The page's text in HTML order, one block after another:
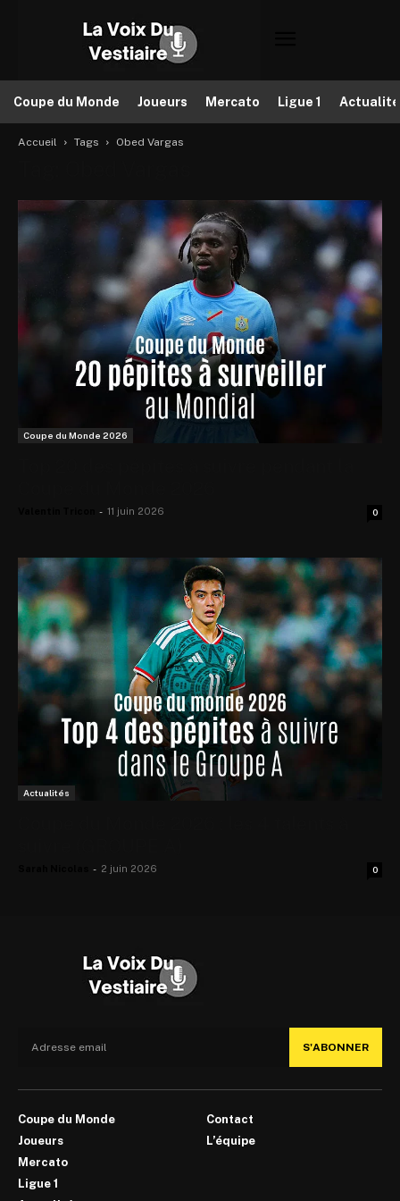
Coupe du Monde Joueurs Mercato Ligue 1
Accueil Tags Obed Vargas
Coupe du Monde 2026
- 11 juin 2026 0
Actualités
- 2 juin 2026 0
S'ABONNER
Coupe du Monde
Joueurs
Mercato
Ligue 1
Contact
L’équipe